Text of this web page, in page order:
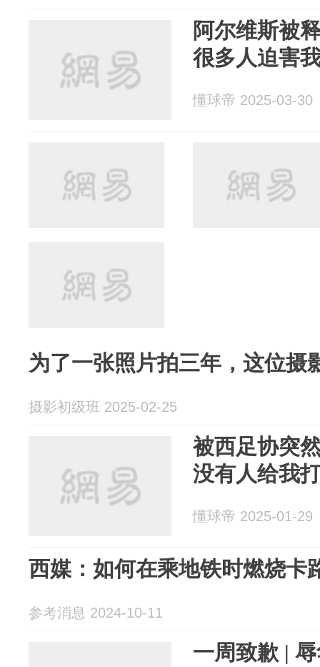
阿尔维斯被
很多人迫害
懂球帝 2025-03-30
为了一张照片拍三年，这位摄
摄影初级班 2025-02-25
被西足协突
没有人给我
懂球帝 2025-01-29
西媒：如何在乘地铁时燃烧卡
参考消息 2024-10-11
一周致歉 |